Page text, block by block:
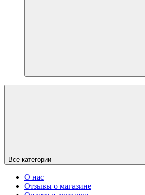
Все категории
О нас
Отзывы о магазине